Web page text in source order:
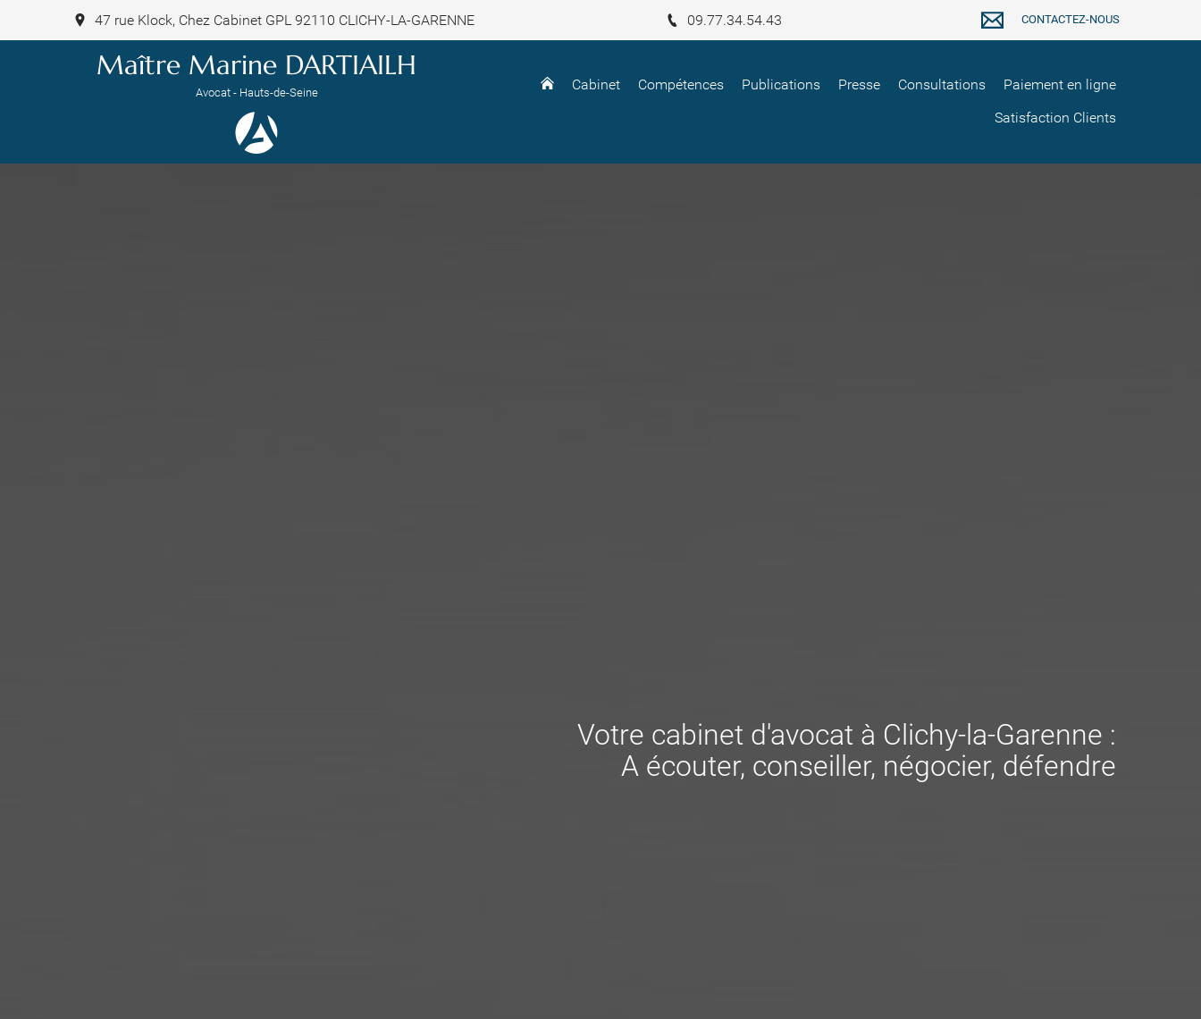
Maître Marine DARTIAILH
Avocat - Hauts-de-Seine Cabinet Compétences Publications Presse Consultations
Paiement en ligne
Satisfaction Clients
47 rue Klock, Chez Cabinet GPL 92110 CLICHY-LA-GARENNE 09.77.34.54.43 CONTACTEZ-NOUS
Votre cabinet d'avocat à Clichy-la-Garenne :
A écouter, conseiller, négocier, défendre